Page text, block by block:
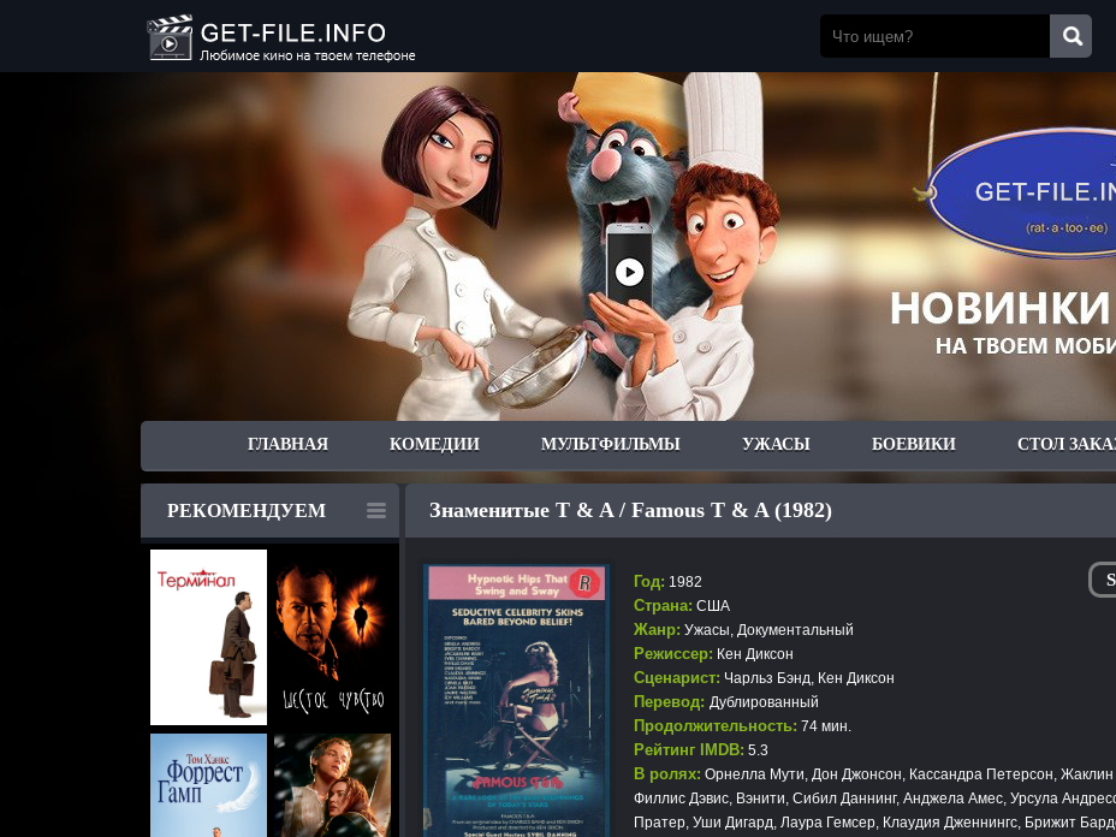
ГЛАВНАЯ КОМЕДИИ МУЛЬТФИЛЬМЫ УЖАСЫ БОЕВИКИ СТОЛ
РЕКОМЕНДУЕМ Знаменитые T & A / Famous T & A (1982)
Год: 1982
Страна: США
Жанр: Ужасы, Документальный
Режиссер: Кен Диксон
Сценарист: Чарльз Бэнд, Кен Диксон
Перевод: Дублированный
Продолжительность: 74 мин.
Рейтинг IMDB: 5.3
В ролях: Орнелла Мути, Дон Джонсон, Кассандра Петерсон, Жаклин
Филлис Дэвис, Вэнити, Сибил Даннинг, Анджела Амес, Урсула
Пратер, Уши Дигард, Лаура Гемсер, Клаудия Дженнингс, Брижит